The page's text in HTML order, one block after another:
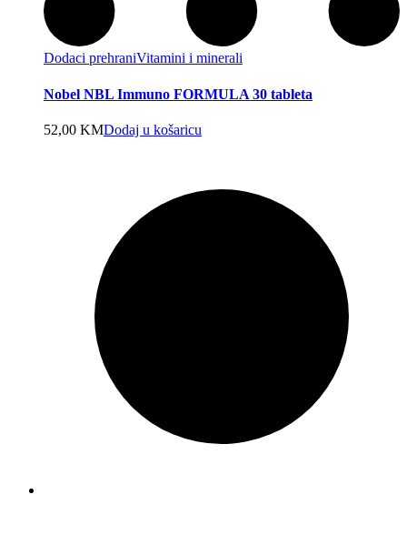
Dodaci prehraniVitamini i minerali
Nobel NBL Immuno FORMULA 30 tableta
52,00 KMDodaj u košaricu